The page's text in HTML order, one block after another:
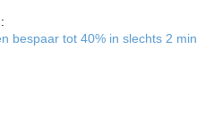
bespaar tot 40% in slechts 2